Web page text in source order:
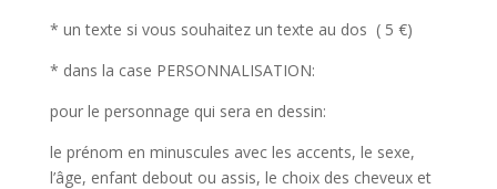
* un texte si vous souhaitez un texte au dos ( 5 €)
* dans la case PERSONNALISATION:
pour le personnage qui sera en dessin:
le prénom en minuscules avec les accents, le sexe,
l’âge, enfant debout ou assis, le choix des cheveux et